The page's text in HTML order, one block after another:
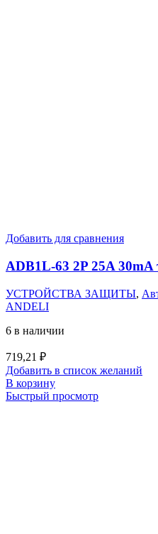
Добавить для сравнения
ADB1L-63 2P 25A
УСТРОЙСТВА ЗАЩИТЫ,
ANDELI
6 в наличии
719,21 ₽
Добавить в список желаний
В корзину
Быстрый просмотр